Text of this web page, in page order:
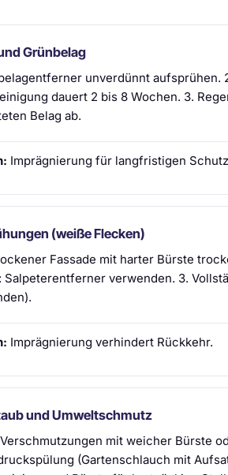
Grünbelag
unverdünnt aufsprühen.
dauert 2 bis 8 Wochen. 3.
Belag ab.
Imprägnierung für langfristigen
(weiße Flecken)
Fassade mit harter Bürste
Salpeterentferner verwenden. 3.
Imprägnierung verhindert Rückkehr.
und Umweltschmutz
Verschmutzungen mit weicher Bürste
(Gartenschlauch mit